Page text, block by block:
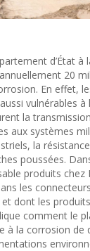
d’État à
20
En effet,
vulnérables
la
aux systèmes
la
poussées.
produits chez
les
et dont les
comment le
à la corrosion de